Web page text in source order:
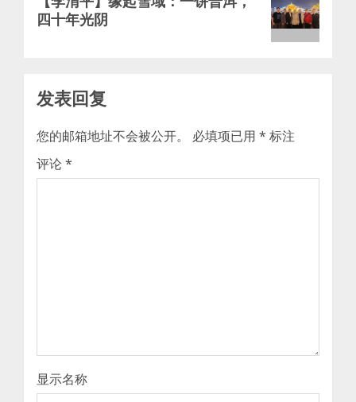
post:
四十年光阴
发表回复
您的邮箱地址不会被公开。 必填项已用 * 标注
评论*
显示名称